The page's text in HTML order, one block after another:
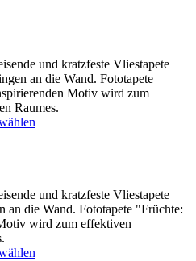
und kratzfeste Vliestapete
an die Wand. Fototapete
Motiv wird zum
Raumes.
und kratzfeste Vliestapete
die Wand. Fototapete "Früchte:
wird zum effektiven